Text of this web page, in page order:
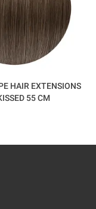
HAIR EXTENSIONS
55 CM